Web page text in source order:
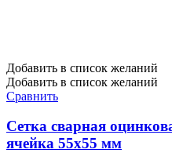
Добавить в список желаний
Добавить в список желаний
Сравнить
Сетка сварная
ячейка 55х55 мм